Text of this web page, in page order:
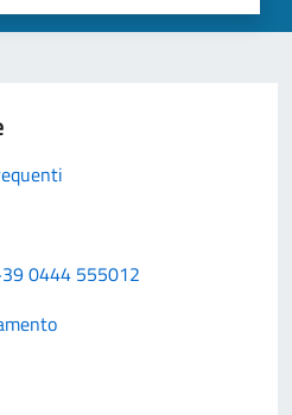
0444 555012